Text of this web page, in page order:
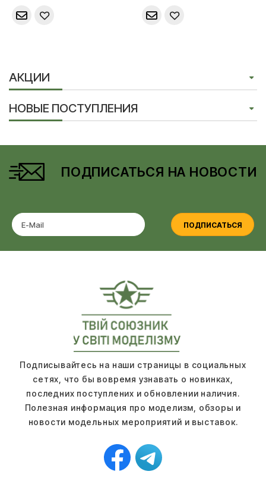
АКЦИИ
НОВЫЕ ПОСТУПЛЕНИЯ
ПОДПИСАТЬСЯ НА НОВОСТИ
ПОДПИСАТЬСЯ
Подписывайтесь на наши страницы в социальных
сетях, что бы вовремя узнавать о новинках,
последних поступлених и обновлении наличия.
Полезная информация про моделизм, обзоры и
новости модельных мероприятий и выставок.